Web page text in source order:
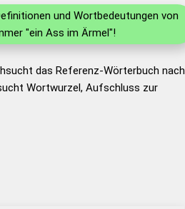
und Wortbedeutungen von
"ein Ass im Ärmel"!
das Referenz-Wörterbuch nach
Wortwurzel, Aufschluss zur